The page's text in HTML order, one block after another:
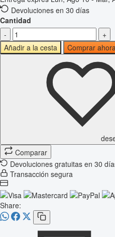
Devoluciones en 30 días
Cantidad
-
+
Añadir a la cesta
Comprar ahora
Comparar
Devoluciones gratuitas en 30
Transacción segura
Share: